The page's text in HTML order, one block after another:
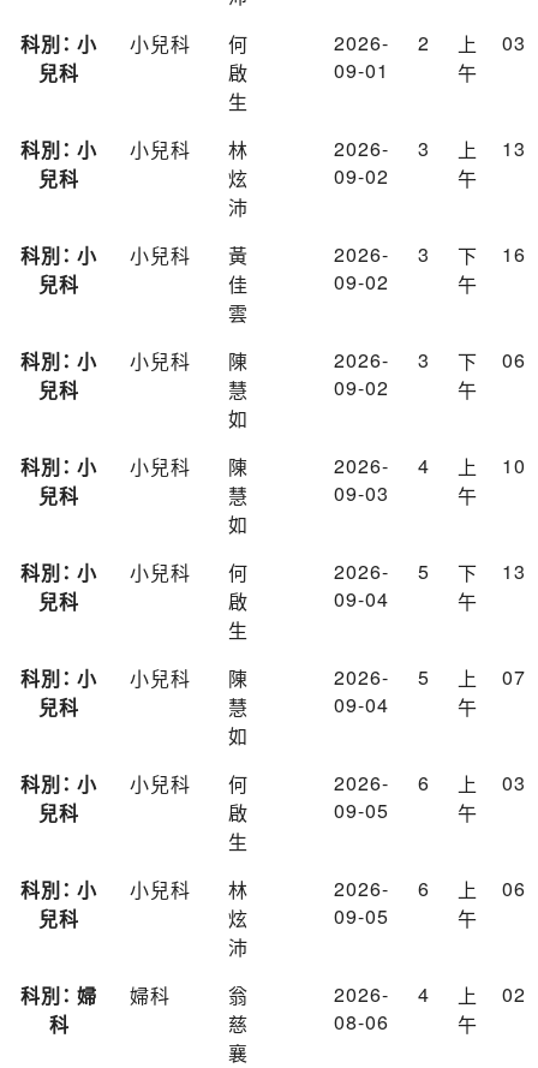
科別： 小
兒科
小兒科
何
啟
生
2026-
09-01
2
上
午
03
科別： 小
兒科
小兒科
林
炫
沛
2026-
09-02
3
上
午
13
科別： 小
兒科
小兒科
黃
佳
雲
2026-
09-02
3
下
午
16
科別： 小
兒科
小兒科
陳
慧
如
2026-
09-02
3
下
午
06
科別： 小
兒科
小兒科
陳
慧
如
2026-
09-03
4
上
午
10
科別： 小
兒科
小兒科
何
啟
生
2026-
09-04
5
下
午
13
科別： 小
兒科
小兒科
陳
慧
如
2026-
09-04
5
上
午
07
科別： 小
兒科
小兒科
何
啟
生
2026-
09-05
6
上
午
03
科別： 小
兒科
小兒科
林
炫
沛
2026-
09-05
6
上
午
06
科別： 婦
科
婦科
翁
慈
襄
2026-
08-06
4
上
午
02